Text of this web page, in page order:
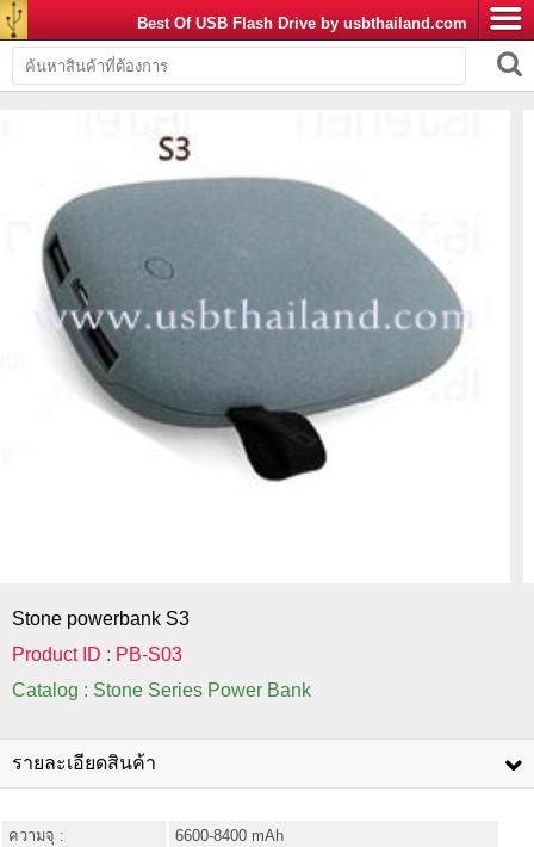
Best Of USB Flash Drive by usbthailand.com
Stone powerbank S3
Product ID : PB-S03
Catalog : Stone Series Power Bank
รายละเอียดสินค้า
ความจุ :
6600-8400 mAh